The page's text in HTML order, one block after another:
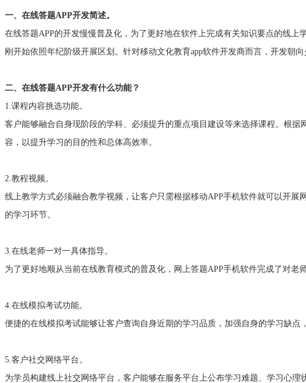
一、 在线答题APP开发简述。
在线答题APP的开发慢慢普及化，为了更好地在软件上完成有关知识要点的线
刚开始依照年纪阶级开展区划。针对移动文化教育app软件开发商而言，开发朝
二、在线答题APP开发有什么功能？
1.课程内容挑选功能。
客户能够融合自身现阶段的学科、必须提升的重点项目建设等来选择课程。根据
容，以提升学习的目的性和总体高效率。
2.教程视频。
线上教学方式必须融合教学视频，让客户只需根据移动APP手机软件就可以开展
的学习环节。
3.在线老师一对一具体指导。
为了更好地顺从当前在线教育模式的普及化，网上答题APP手机软件完成了对老
4.在线模拟考试功能。
便捷的在线模拟考试能够让客户查询自身近期的学习品质，加强自身的学习缺
5.客户社交网络平台。
为学员构建线上社交网络平台，客户能够在服务平台上公布学习难题、学习心